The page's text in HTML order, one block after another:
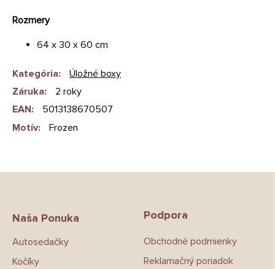
Rozmery
64 x 30 x 60 cm
Kategória:
Úložné boxy
Záruka:
2 roky
EAN:
5013138670507
Motív: Frozen
Naša Ponuka
Autosedačky
Kočíky
Podpora
Obchodné podmienky
Reklamačný poriadok